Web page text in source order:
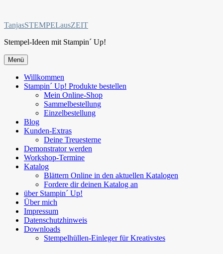
springen
TanjasSTEMPELausZEIT
Stempel-Ideen mit Stampin´ Up!
Menü
Willkommen
Stampin´ Up! Produkte bestellen
Mein Online-Shop
Sammelbestellung
Einzelbestellung
Blog
Kunden-Extras
Deine Treuesterne
Demonstrator werden
Workshop-Termine
Katalog
Blättern Online in den aktuellen Katalogen
Fordere dir deinen Katalog an
über Stampin´ Up!
Über mich
Impressum
Datenschutzhinweis
Downloads
Stempelhüllen-Einleger für Kreativstes